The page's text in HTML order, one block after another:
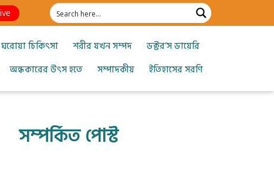
ঘরোয়া চিকিৎসা শরীর যখন সম্পদ
ডক্টর’স ডায়েরি
অন্ধকারের উৎস হতে সম্পাদকীয় ইতিহাসের সরণি
সম্পর্কিত পোস্ট